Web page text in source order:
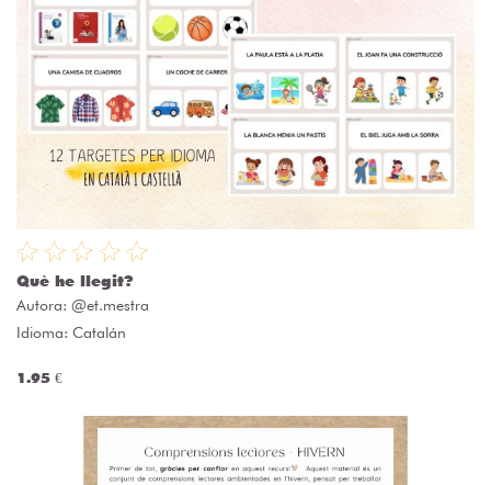
Què he llegit?
Autora: @et.mestra
Idioma: Catalán
1.95 €